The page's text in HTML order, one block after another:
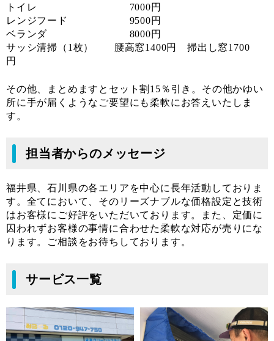
トイレ 7000円
レンジフード 9500円
ベランダ 8000円
サッシ清掃（1枚） 腰高窓1400円 掃出し窓1700
円
その他、まとめますとセット割15％引き。その他かゆい
所に手が届くようなご要望にも柔軟にお答えいたしま
す。
担当者からのメッセージ
福井県、石川県の各エリアを中心に長年活動しておりま
す。全てにおいて、そのリーズナブルな価格設定と技術
はお客様にご好評をいただいております。また、定価に
囚われずお客様の事情に合わせた柔軟な対応が売りにな
ります。ご相談をお待ちしております。
サービス一覧